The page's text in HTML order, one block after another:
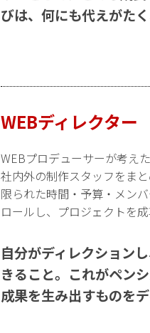
びは、何にも代えがた
WEBディレクター
WEBプロデューサーが考え
社内外の制作スタッフをま
限られた時間・予算・メン
ロールし、プロジェクトを成
自分がディレクション
きること。これがペン
成果を生み出すものを